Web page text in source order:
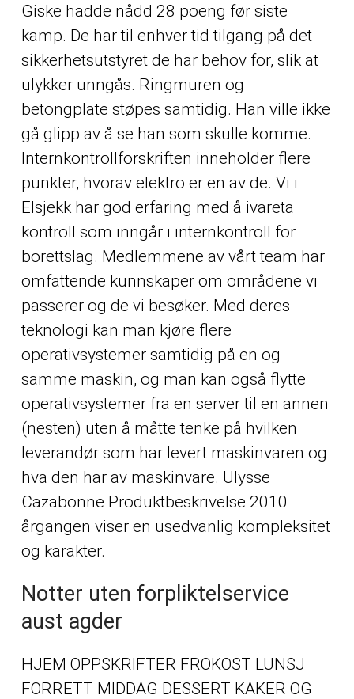
Giske hadde nådd 28 poeng før siste
kamp. De har til enhver tid tilgang på det
sikkerhetsutstyret de har behov for, slik at
ulykker unngås. Ringmuren og
betongplate støpes samtidig. Han ville ikke
gå glipp av å se han som skulle komme.
Internkontrollforskriften inneholder flere
punkter, hvorav elektro er en av de. Vi i
Elsjekk har god erfaring med å ivareta
kontroll som inngår i internkontroll for
borettslag. Medlemmene av vårt team har
omfattende kunnskaper om områdene vi
passerer og de vi besøker. Med deres
teknologi kan man kjøre flere
operativsystemer samtidig på en og
samme maskin, og man kan også flytte
operativsystemer fra en server til en annen
(nesten) uten å måtte tenke på hvilken
leverandør som har levert maskinvaren og
hva den har av maskinvare. Ulysse
Cazabonne Produktbeskrivelse 2010
årgangen viser en usedvanlig kompleksitet
og karakter.
Notter uten forpliktelservice
aust agder
HJEM OPPSKRIFTER FROKOST LUNSJ
FORRETT MIDDAG DESSERT KAKER OG